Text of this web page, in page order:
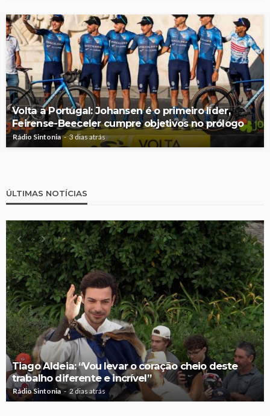
Volta a Portugal: Johansen é o primeiro líder,
Feirense-Beeceler cumpre objetivos no prólogo
Rádio Sintonia 3 dias atrás
ÚLTIMAS NOTÍCIAS
Tiago Aldeia: “Vou levar o coração cheio deste
trabalho diferente e incrível”
Rádio Sintonia 2 dias atrás